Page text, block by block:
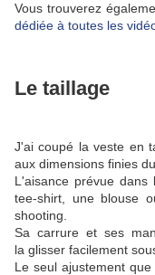
Vous trouverez
dédiée à toutes les
Le taillage
J'ai coupé la veste en
aux dimensions finies
L'aisance prévue
tee-shirt, une blouse
shooting.
Sa carrure et ses
la glisser facilement
Le seul ajustement